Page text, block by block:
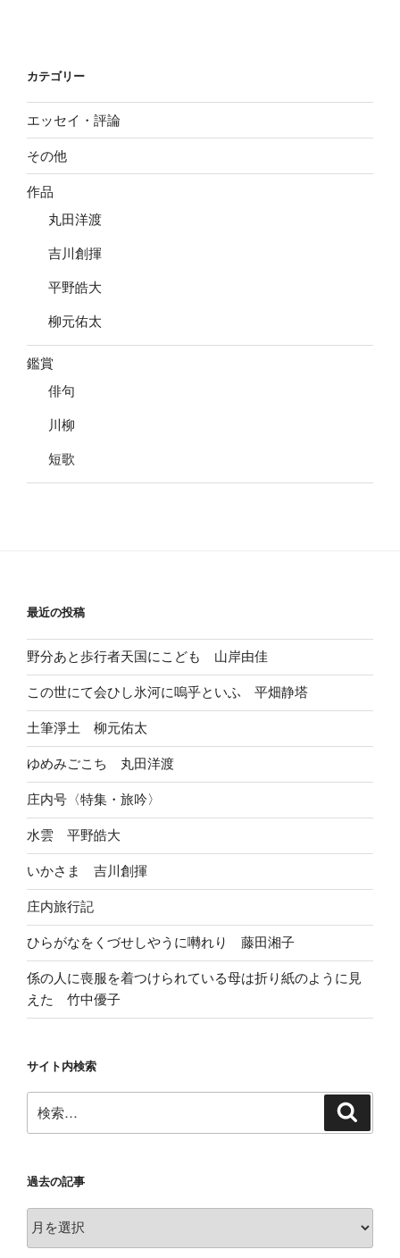
カテゴリー
エッセイ・評論
その他
作品
丸田洋渡
吉川創揮
平野皓大
柳元佑太
鑑賞
俳句
川柳
短歌
最近の投稿
野分あと歩行者天国にこども 山岸由佳
この世にて会ひし氷河に嗚乎といふ 平畑静塔
土筆淨土 柳元佑太
ゆめみごこち 丸田洋渡
庄内号〈特集・旅吟〉
水雲 平野皓大
いかさま 吉川創揮
庄内旅行記
ひらがなをくづせしやうに囀れり 藤田湘子
係の人に喪服を着つけられている母は折り紙のように見
えた 竹中優子
サイト内検索
索:
過去の記事
去